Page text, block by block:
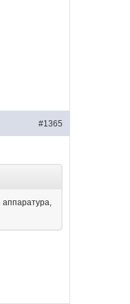
#1365
аппаратура,